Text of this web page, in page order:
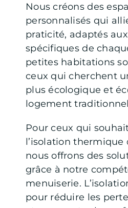
Nous créons des
personnalisés qui
praticité, adaptés
spécifiques de
petites habitations
ceux qui cherchent
plus écologique et
logement
Pour ceux qui
l’isolation thermique
nous offrons des
grâce à notre
menuiserie.
pour réduire les